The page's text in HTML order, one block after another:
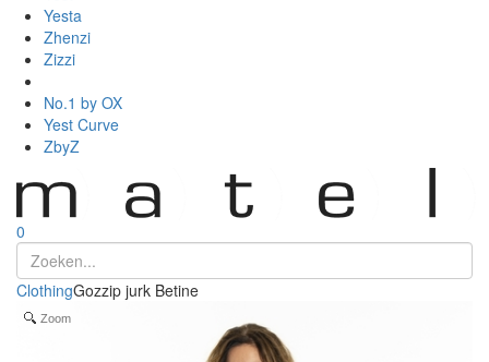
Yesta
Zhenzi
Zizzi
No.1 by OX
Yest Curve
ZbyZ
0
ClothingGozzip jurk Betine
Zoom